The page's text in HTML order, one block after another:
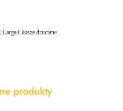
i kosze druciane
produkty